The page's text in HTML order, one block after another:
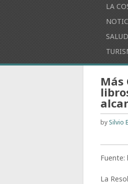
LA
SALUD
by Silvio
La